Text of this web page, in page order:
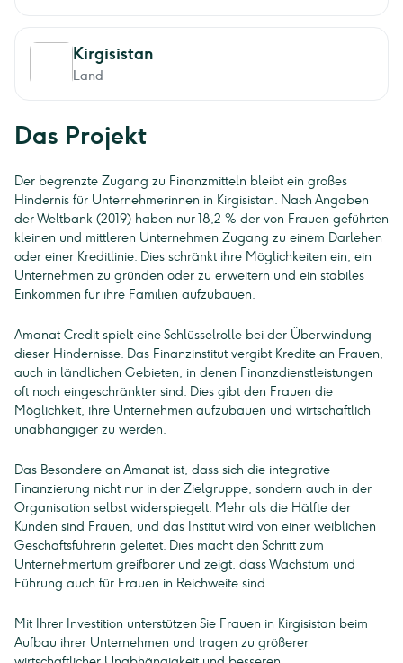
Kirgisistan
Land
Das Projekt
Der begrenzte Zugang zu Finanzmitteln bleibt ein großes
Hindernis für Unternehmerinnen in Kirgisistan. Nach Angaben
der Weltbank (2019) haben nur 18,2 % der von Frauen geführten
kleinen und mittleren Unternehmen Zugang zu einem Darlehen
oder einer Kreditlinie. Dies schränkt ihre Möglichkeiten ein, ein
Unternehmen zu gründen oder zu erweitern und ein stabiles
Einkommen für ihre Familien aufzubauen.
Amanat Credit spielt eine Schlüsselrolle bei der Überwindung
dieser Hindernisse. Das Finanzinstitut vergibt Kredite an Frauen,
auch in ländlichen Gebieten, in denen Finanzdienstleistungen
oft noch eingeschränkter sind. Dies gibt den Frauen die
Möglichkeit, ihre Unternehmen aufzubauen und wirtschaftlich
unabhängiger zu werden.
Das Besondere an Amanat ist, dass sich die integrative
Finanzierung nicht nur in der Zielgruppe, sondern auch in der
Organisation selbst widerspiegelt. Mehr als die Hälfte der
Kunden sind Frauen, und das Institut wird von einer weiblichen
Geschäftsführerin geleitet. Dies macht den Schritt zum
Unternehmertum greifbarer und zeigt, dass Wachstum und
Führung auch für Frauen in Reichweite sind.
Mit Ihrer Investition unterstützen Sie Frauen in Kirgisistan beim
Aufbau ihrer Unternehmen und tragen zu größerer